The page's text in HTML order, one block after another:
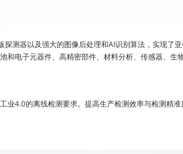
测器以及强大的图像后处理和AI识别算法，实现了
和电子元器件、高精密部件、材料分析、传感器、生
4.0的离线检测要求。提高生产检测效率与检测精